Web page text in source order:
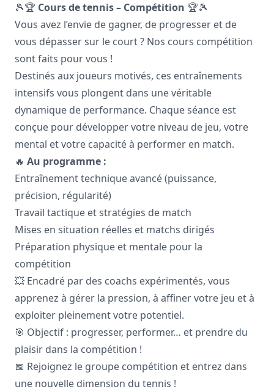
🎾🏆 Cours de tennis – Compétition 🏆🎾
Vous avez l’envie de gagner, de progresser et de
vous dépasser sur le court ? Nos cours compétition
sont faits pour vous !
Destinés aux joueurs motivés, ces entraînements
intensifs vous plongent dans une véritable
dynamique de performance. Chaque séance est
conçue pour développer votre niveau de jeu, votre
mental et votre capacité à performer en match.
🔥 Au programme :
Entraînement technique avancé (puissance,
précision, régularité)
Travail tactique et stratégies de match
Mises en situation réelles et matchs dirigés
Préparation physique et mentale pour la
compétition
💥 Encadré par des coachs expérimentés, vous
apprenez à gérer la pression, à affiner votre jeu et à
exploiter pleinement votre potentiel.
🎯 Objectif : progresser, performer… et prendre du
plaisir dans la compétition !
📅 Rejoignez le groupe compétition et entrez dans
une nouvelle dimension du tennis !